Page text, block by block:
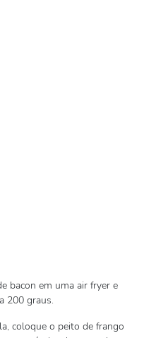
bacon em uma air fryer e
200 graus.
coloque o peito de frango